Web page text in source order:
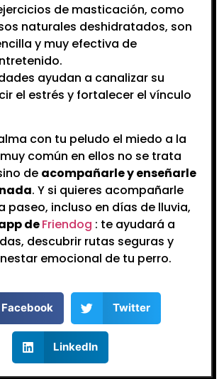
de masticación, como
naturales deshidratados, son
y muy efectiva de
ayudan a canalizar su
el estrés y fortalecer el vínculo
con tu peludo el miedo a la
común en ellos no se trata
de acompañarle y enseñarle
. Y si quieres acompañarle
paseo, incluso en días de lluvia,
deFriendog : te ayudará a
descubrir rutas seguras y
emocional de tu perro.
Facebook Twitter
LinkedIn